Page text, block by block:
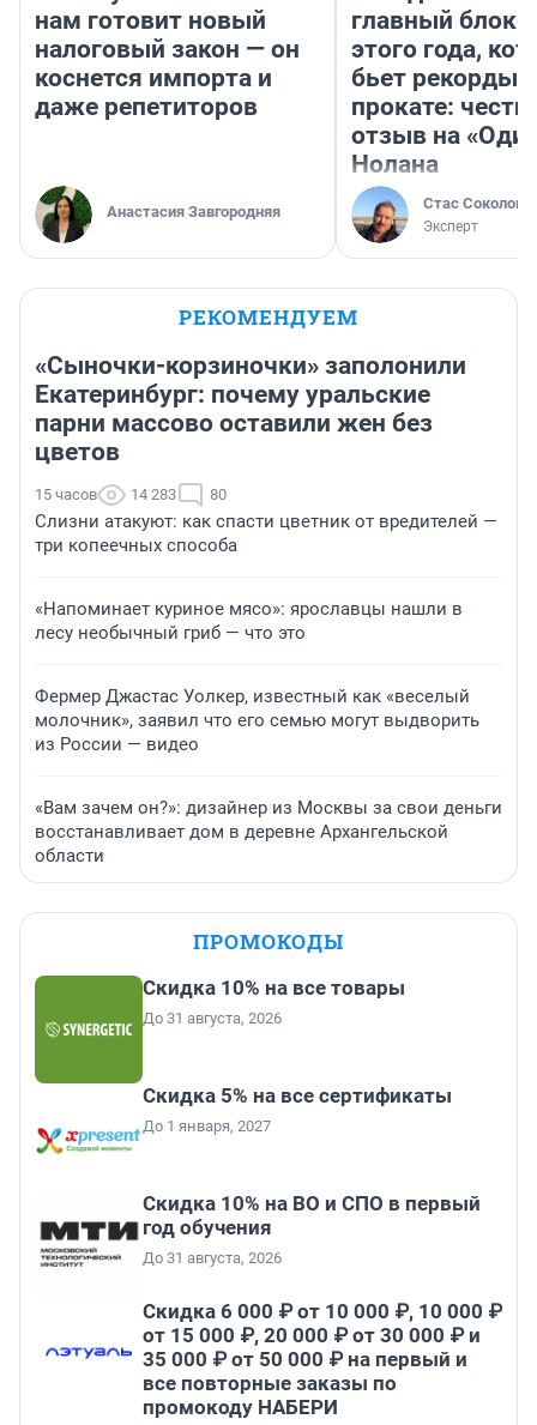
нам готовит новый
налоговый закон — он
коснется импорта и
даже репетиторов
Анастасия Завгородняя
главный
этого года,
бьет рекорды в
прокате:
отзыв на
Нолана
Стас Соколов
Эксперт
РЕКОМЕНДУЕМ
«Сыночки-корзиночки» заполонили
Екатеринбург: почему уральские
парни массово оставили жен без
цветов
15 часов 14 283 80
Слизни атакуют: как спасти цветник от вредителей —
три копеечных способа
«Напоминает куриное мясо»: ярославцы нашли в
лесу необычный гриб — что это
Фермер Джастас Уолкер, известный как «веселый
молочник», заявил что его семью могут выдворить
из России — видео
«Вам зачем он?»: дизайнер из Москвы за свои деньги
восстанавливает дом в деревне Архангельской
области
ПРОМОКОДЫ
Скидка 10% на все товары
До 31 августа, 2026
Скидка 5% на все сертификаты
До 1 января, 2027
Скидка 10% на ВО и СПО в первый
год обучения
До 31 августа, 2026
Скидка 6 000 ₽ от 10 000 ₽, 10 000 ₽
от 15 000 ₽, 20 000 ₽ от 30 000 ₽ и
35 000 ₽ от 50 000 ₽ на первый и
все повторные заказы по
промокоду НАБЕРИ